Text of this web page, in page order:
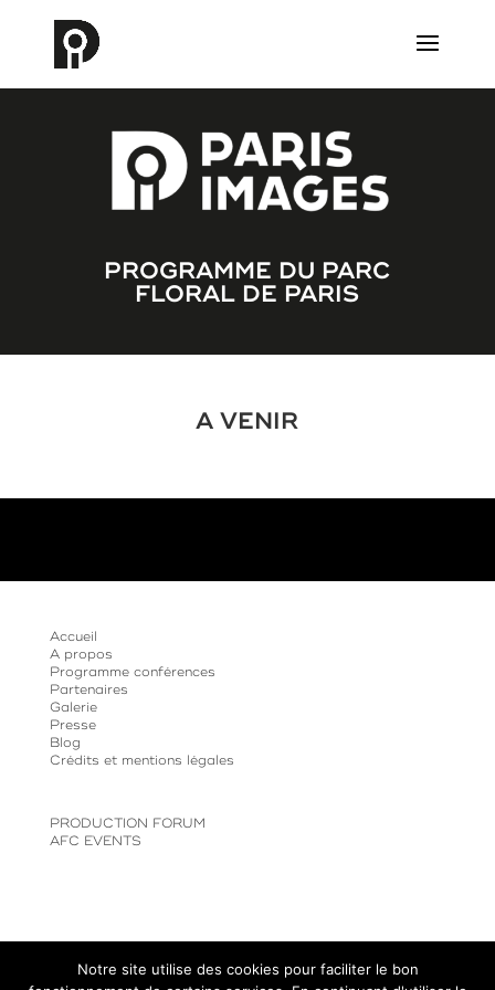
PROGRAMME DU PARC
FLORAL DE PARIS
A VENIR
Accueil
A propos
Programme conférences
Partenaires
Galerie
Presse
Blog
Crédits et mentions légales
PRODUCTION FORUM
AFC EVENTS
Notre site utilise des cookies pour faciliter le bon